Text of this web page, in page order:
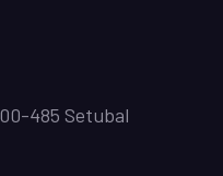
485 Setubal